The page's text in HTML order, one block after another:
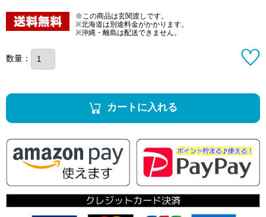
※この商品は玄関渡しです。
※北海道は別途料金がかかります。
※沖縄・離島は配送できません。
数量：
カートに入れる